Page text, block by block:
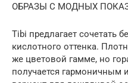
ОБРАЗЫ С МОДНЫХ
Tibi предлагает сочетать
кислотного оттенка.
же цветовой гамме, но
получается